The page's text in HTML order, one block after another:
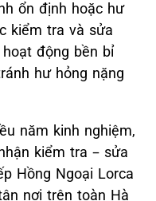
ổn định hoặc hư
kiểm tra và sửa
động bền bỉ
hư hỏng nặng
năm kinh nghiệm,
kiểm tra – sửa
Hồng Ngoại Lorca
nơi trên toàn Hà